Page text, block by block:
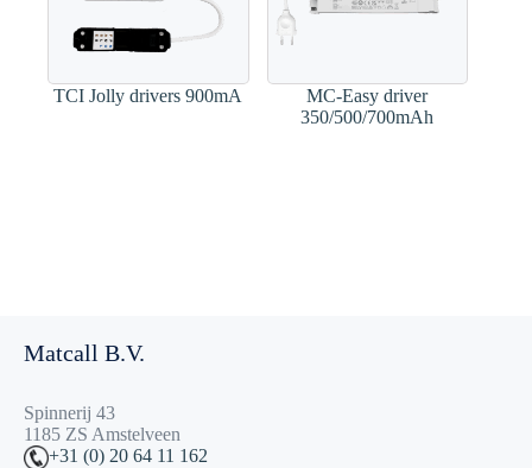
TCI Jolly drivers 900mA
MC-Easy driver
350/500/700mAh
Matcall B.V.
Spinnerij 43
1185 ZS Amstelveen
+31 (0) 20 64 11 162